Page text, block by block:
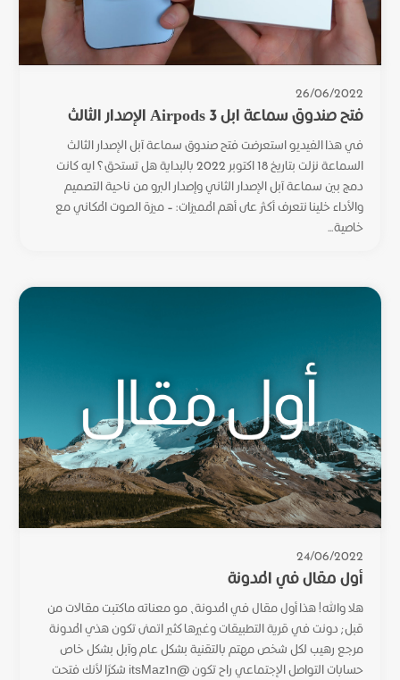
26/06/2022
فتح صندوق سماعة ابل Airpods 3 الإصدار الثالث
في هذا الفيديو استعرضت فتح صندوق سماعة آبل الإصدار الثالث
السماعة نزلت بتاريخ 18 اكتوبر 2022 بالبداية هل تستحق؟ ايه كانت
دمج بين سماعة آبل الإصدار الثاني وإصدار البرو من ناحية التصميم
والأداء خلينا نتعرف أكثر على أهم المميزات: – ميزة الصوت المكاني مع
خاصية...
24/06/2022
أول مقال في المدونة
هلا والله! هذا أول مقال في المدونة، مو معناته ماكتبت مقالات من
قبل; دونت في قرية التطبيقات وغيرها كثير اتمنى تكون هذي المدونة
مرجع رهيب لكل شخص مهتم بالتقنية بشكل عام وآبل بشكل خاص
حسابات التواصل الإجتماعي راح تكون @itsMaz1n شكرًا لأنك فتحت